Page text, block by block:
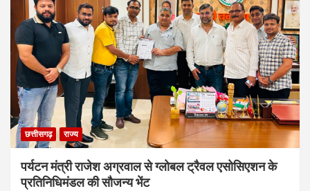
छत्तीसगढ़ राज्य
पर्यटन मंत्री राजेश अग्रवाल से ग्लोबल ट्रैवल एसोसिएशन के
प्रतिनिधिमंडल की सौजन्य भेंट